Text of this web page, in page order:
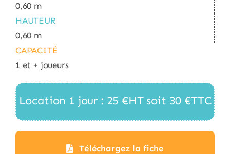
0,60 m
HAUTEUR
0,60 m
CAPACITÉ
1 et + joueurs
Location 1 jour : 25 €HT soit 30 €TTC
Téléchargez la fiche